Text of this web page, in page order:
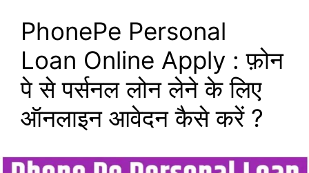
PhonePe Personal
Loan Online Apply : फ़ोन
पे से पर्सनल लोन लेने के लिए
ऑनलाइन आवेदन कैसे करें ?